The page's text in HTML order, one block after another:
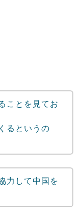
ことを見てお
るというの
力して中国を